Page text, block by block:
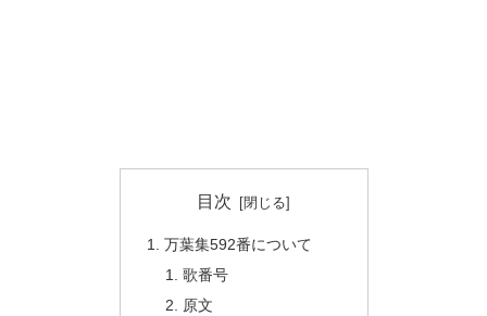
目次
万葉集592番について
歌番号
原文